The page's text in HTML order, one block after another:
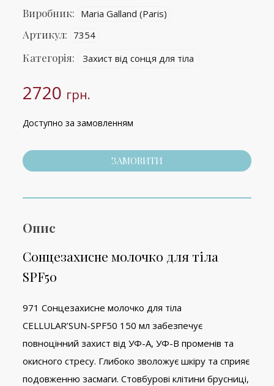
Виробник: Maria Galland (Paris)
Артикул: 7354
Категорія: Захист від сонця для тіла
2720 грн.
Доступно за замовленням
ЗАМОВИТИ
Опис
Сонцезахисне молочко для тіла
SPF50
971 Сонцезахисне молочко для тіла
CELLULAR’SUN-SPF50 150 мл забезпечує
повноцінний захист від УФ-А, УФ-В променів та
окисного стресу. Глибоко зволожує шкіру та сприяє
подовженню засмаги. Стовбурові клітини брусниці,